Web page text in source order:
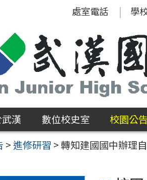
處室電話 學
漢 數位校史室 校園公告
>進修研習 >轉知建國國中辦理